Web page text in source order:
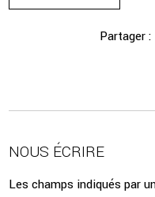
Partager :
NOUS ÉCRIRE
Les champs indiqués par